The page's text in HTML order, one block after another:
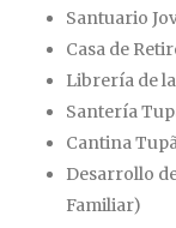
Santuario
Casa de
Librería de
Santería
Cantina
Desarrollo
Familiar)